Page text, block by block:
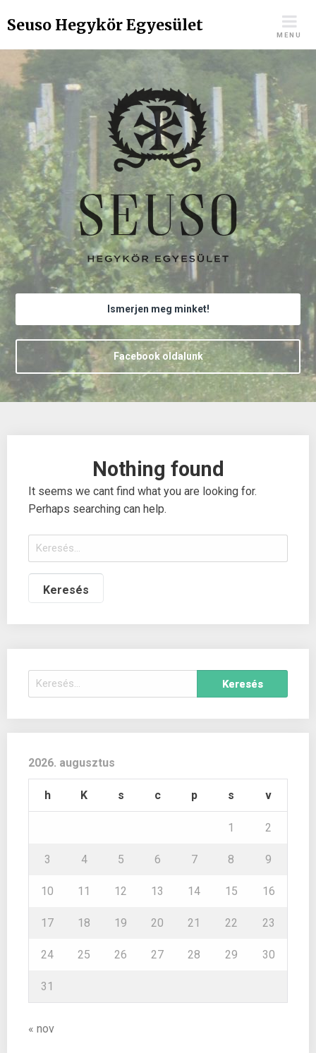
toSeuso Hegykör Egyesület
MENU
Ismerjen meg minket!
Facebook oldalunk
Nothing found
It seems we cant find what you are looking for.
Perhaps searching can help.
Keresés:
Keresés:
2026. augusztus
h K s c p s v
1 2
3 4 5 6 7 8 9
10 11 12 13 14 15 16
17 18 19 20 21 22 23
24 25 26 27 28 29 30
31
« nov